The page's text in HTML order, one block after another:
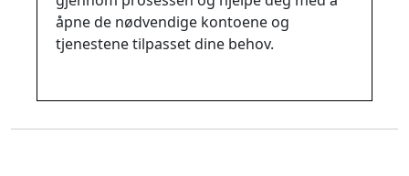
åpne de nødvendige kontoene og
tjenestene tilpasset dine behov.